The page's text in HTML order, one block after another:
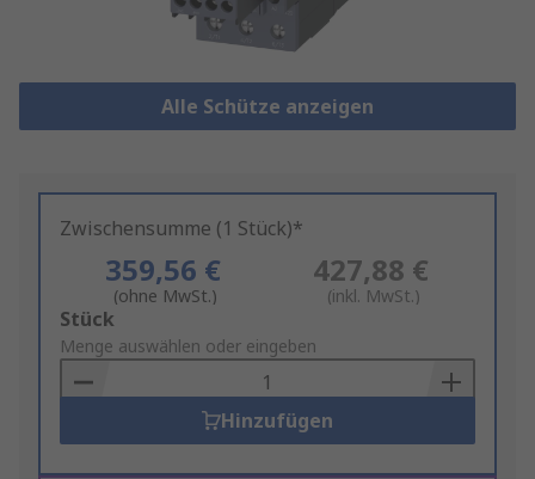
Alle Schütze anzeigen
Zwischensumme (1 Stück)*
359,56 €
(ohne MwSt.)
427,88 €
(inkl. MwSt.)
Add
to
Basket
Stück
Menge auswählen oder eingeben
Hinzufügen